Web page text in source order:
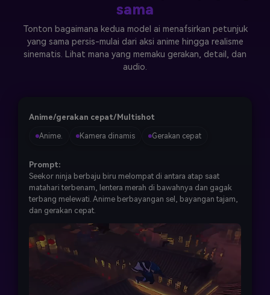
sama
Tonton bagaimana kedua model ai menafsirkan petunjuk
yang sama persis-mulai dari aksi anime hingga realisme
sinematis. Lihat mana yang memaku gerakan, detail, dan
audio.
Anime/gerakan cepat/Multishot
Anime. Kamera dinamis Gerakan cepat
Prompt:
Seekor ninja berbaju biru melompat di antara atap saat
matahari terbenam, lentera merah di bawahnya dan gagak
terbang melewati. Anime berbayangan sel, bayangan tajam,
dan gerakan cepat.